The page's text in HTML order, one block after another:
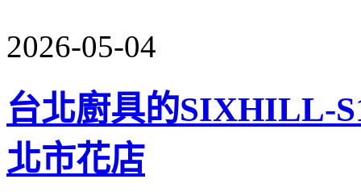
2026-05-04
台北廚具的SIXHILL-
北市花店